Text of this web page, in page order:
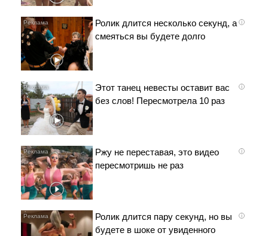
i
Ролик длится несколько секунд, а
смеяться вы будете долго
i
Этот танец невесты оставит вас
без слов! Пересмотрела 10 раз
i
Ржу не переставая, это видео
пересмотришь не раз
i
Ролик длится пару секунд, но вы
будете в шоке от увиденного